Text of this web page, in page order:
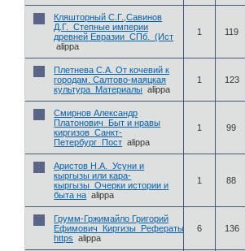
Кляшторный С.Г.,Савинов
Д.Г._Степные империи
древней Евразии_СПб._(Ист
alippa
1 119
Плетнева С.А. От кочевий к
городам. Салтово-маяцкая
культура_Материалы alippa
1 123
Смирнов Александр
Платонович_Быт и нравы
киргизов_Санкт-
Петербург_Пост alippa
1 99
Аристов Н.А._Усуни и
кыргызы или кара-
кыргызы_Очерки истории и
быта на alippa
1 88
Грумм-Гржимайло Григорий
Ефимович_Киргизы_Рефераты_Л_1933_9с.pdf
https
alippa
6 136